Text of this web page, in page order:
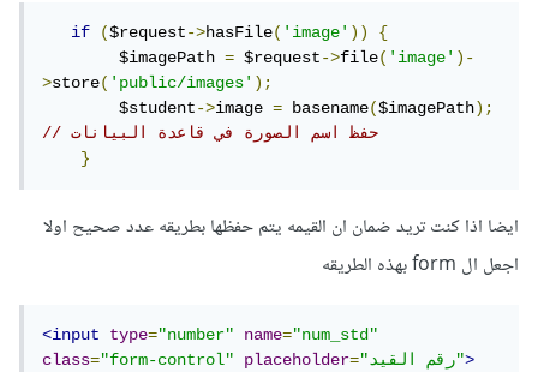
if ($request->hasFile('image'))
{
        $imagePath
= $request->file('image')-
>store('public/images');
        $student
->image = basename($imagePath);
// حفظ اسم الصورة في قاعدة البيانات
}
ايضا اذا كنت تريد ضمان ان القيمه يتم حفظها بطريقه عدد صحيح اولا
اجعل ال form بهذه الطريقه
<input type="number" name="num_std"
class="form-control" placeholder= "رقم القيد">